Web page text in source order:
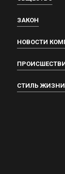
ЗАКОН
НОВОСТИ
СТИЛЬ ЖИЗНИ